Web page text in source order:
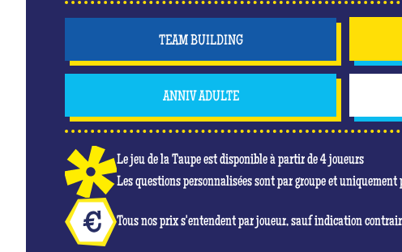
TEAM BUILDING
ANNIV ADULTE
Le jeu de la Taupe est disponible à partir de 4 joueurs
Les questions personnalisées sont par groupe et uniquement
Tous nos prix s'entendent par joueur, sauf indication